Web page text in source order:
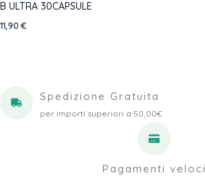
B ULTRA 30CAPSULE
11,90€
Spedizione Gratuita
per importi superiori a 50,00€
Pagamenti veloci